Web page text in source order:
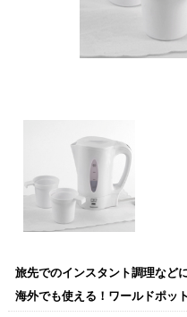
旅先でのインスタント調理など
海外でも使える！ワールドポッ